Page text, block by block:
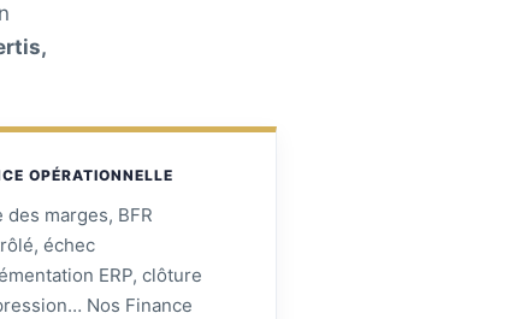
OPÉRATIONNELLE
des marges, BFR
échec
ERP, clôture
Nos Finance